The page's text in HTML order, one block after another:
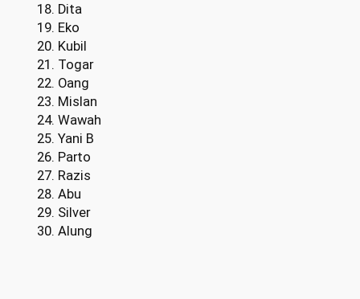
Dita
Eko
Kubil
Togar
Oang
Mislan
Wawah
Yani B
Parto
Razis
Abu
Silver
Alung